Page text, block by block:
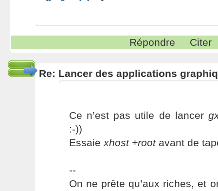
Répondre Citer
Re: Lancer des applications
Ce n’est pas utile de lancer
:-))
Essaie xhost +rootavant de
--
On ne prête qu’aux riches, et